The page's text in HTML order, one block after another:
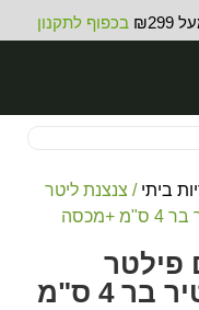
בכפוף לתקנון
ביתי / צנצנת ליטר
פילטר
ואינג'קשיין פורט+סטיר בר 4 ס"מ